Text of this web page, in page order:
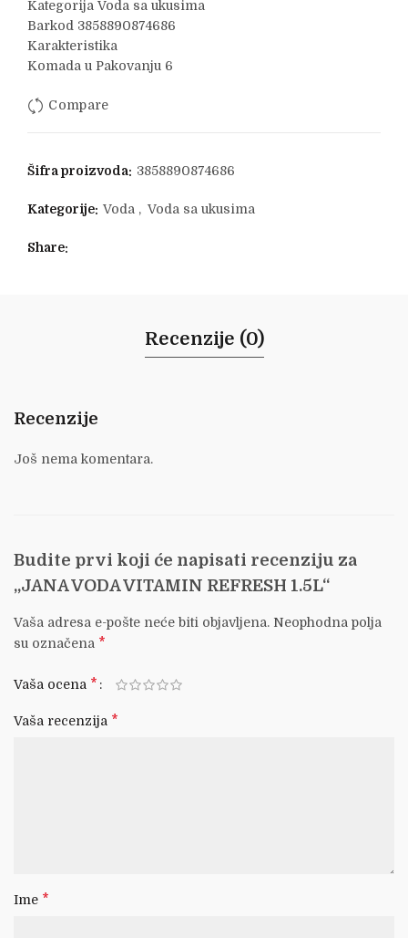
Kategorija Voda sa ukusima
Barkod 3858890874686
Karakteristika
Komada u Pakovanju 6
Compare
Šifra proizvoda: 3858890874686
Kategorije: Voda , Voda sa ukusima
Share
Recenzije (0)
Recenzije
Još nema komentara.
Budite prvi koji će napisati recenziju za
„JANA VODA VITAMIN REFRESH 1.5L“
Vaša adresa e-pošte neće biti objavljena. Neophodna polja
su označena *
Vaša ocena *
Vaša recenzija *
Ime *